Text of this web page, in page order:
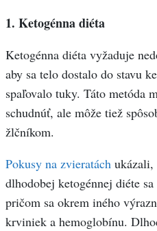
1. Ketogénna diéta
Ketogénna diéta vyžaduje
aby sa telo dostalo do stavu
spaľovalo tuky. Táto metóda
schudnúť, ale môže tiež
žlčníkom.
Pokusy na zvieratách ukázali,
dlhodobej ketogénnej diéte
pričom sa okrem iného
krviniek a hemoglobínu.